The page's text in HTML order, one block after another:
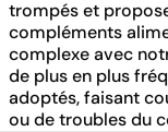
trompés et
compléments
complexe avec
de plus en plus
adoptés, faisant
ou de troubles du